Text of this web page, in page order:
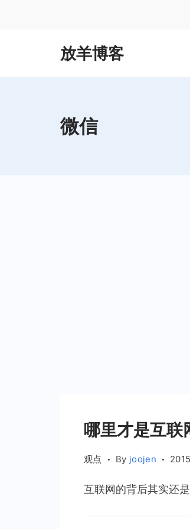
放羊博客
微信
哪里才是互联
观点 By joojen
互联网的背后其实还